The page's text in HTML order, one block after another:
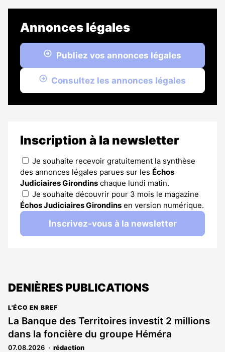
Annonces légales
Publiez vos annonces légales
Consultez les annonces légales
Inscription à la newsletter
Je souhaite recevoir gratuitement la synthèse
des annonces légales parues sur les Échos
Judiciaires Girondins chaque lundi matin.
Je souhaite découvrir pour 3 mois le magazine
Échos Judiciaires Girondins en version numérique.
Inscrivez-vous à la newsletter
DENIÈRES PUBLICATIONS
L'ÉCO EN BREF
La Banque des Territoires investit 2 millions
dans la foncière du groupe Héméra
07.08.2026 rédaction